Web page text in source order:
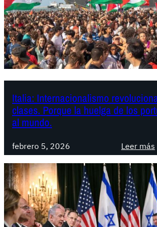
i
n
j
o
r
l
o
t
i
:
L
Italia: Internacionalismo
clases. Porque la huelga de los
al mundo.
febrero 5, 2026 Leer más
I
t
a
l